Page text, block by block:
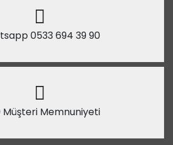
0533 694 39 90
Müşteri Memnuniyeti